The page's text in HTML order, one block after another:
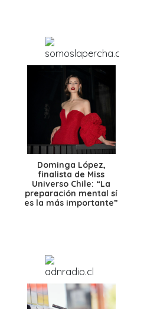
Dominga López,
finalista de Miss
Universo Chile: “La
preparación mental sí
es la más importante”